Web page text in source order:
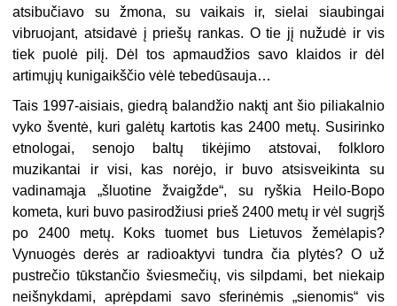
atsibučiavo su žmona, su vaikais ir, sielai siaubingai
vibruojant, atsidavė į priešų rankas. O tie jį nužudė ir vis
tiek puolė pilį. Dėl tos apmaudžios savo klaidos ir dėl
artimųjų kunigaikščio vėlė tebedūsauja…
Tais 1997-aisiais, giedrą balandžio naktį ant šio piliakalnio
vyko šventė, kuri galėtų kartotis kas 2400 metų. Susirinko
etnologai, senojo baltų tikėjimo atstovai, folkloro
muzikantai ir visi, kas norėjo, ir buvo atsisveikinta su
vadinamąja „šluotine žvaigžde“, su ryškia Heilo-Bopo
kometa, kuri buvo pasirodžiusi prieš 2400 metų ir vėl sugrįš
po 2400 metų. Koks tuomet bus Lietuvos žemėlapis?
Vynuogės derės ar radioaktyvi tundra čia plytės? O už
pustrečio tūkstančio šviesmečių, vis silpdami, bet niekaip
neišnykdami, aprėpdami savo sferinėmis „sienomis“ vis